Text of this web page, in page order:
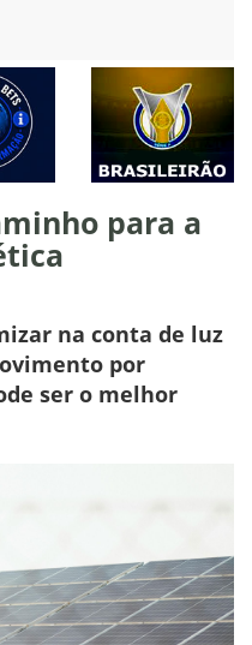
para a
na conta de luz
por
ser o melhor